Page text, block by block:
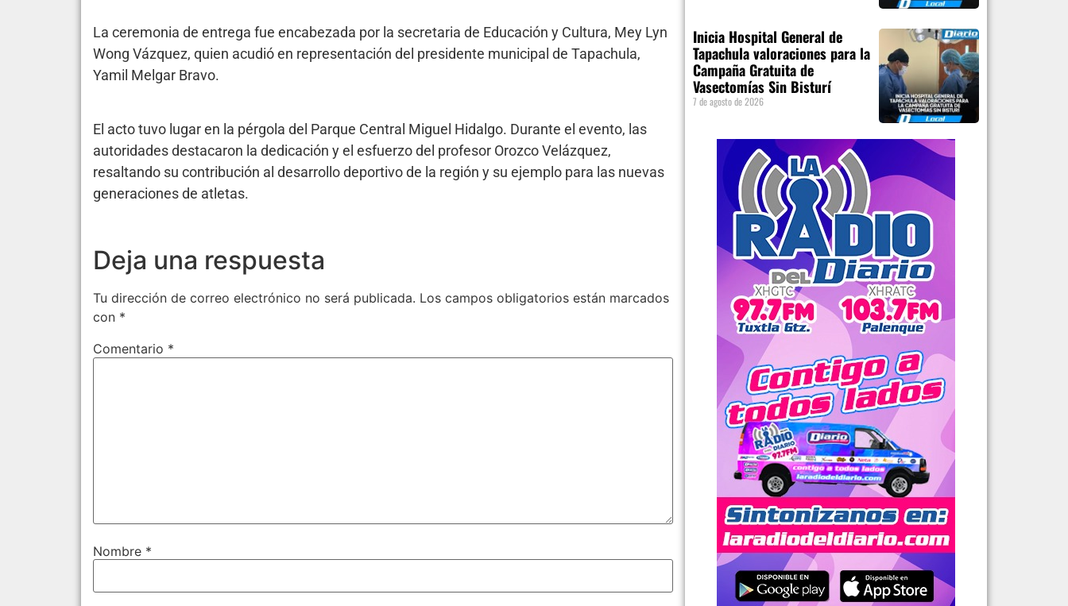
La ceremonia de entrega fue encabezada por la secretaria de Educación y Cultura, Mey Lyn
Wong Vázquez, quien acudió en representación del presidente municipal de Tapachula,
Yamil Melgar Bravo.
El acto tuvo lugar en la pérgola del Parque Central Miguel Hidalgo. Durante el evento, las
autoridades destacaron la dedicación y el esfuerzo del profesor Orozco Velázquez,
resaltando su contribución al desarrollo deportivo de la región y su ejemplo para las nuevas
generaciones de atletas.
Deja una respuesta
Tu dirección de correo electrónico no será publicada. Los campos obligatorios están marcados
con *
Comentario *
Nombre *
Inicia Hospital General de
Tapachula valoraciones para la
Campaña Gratuita de
Vasectomías Sin Bisturí
7 de agosto de 2026